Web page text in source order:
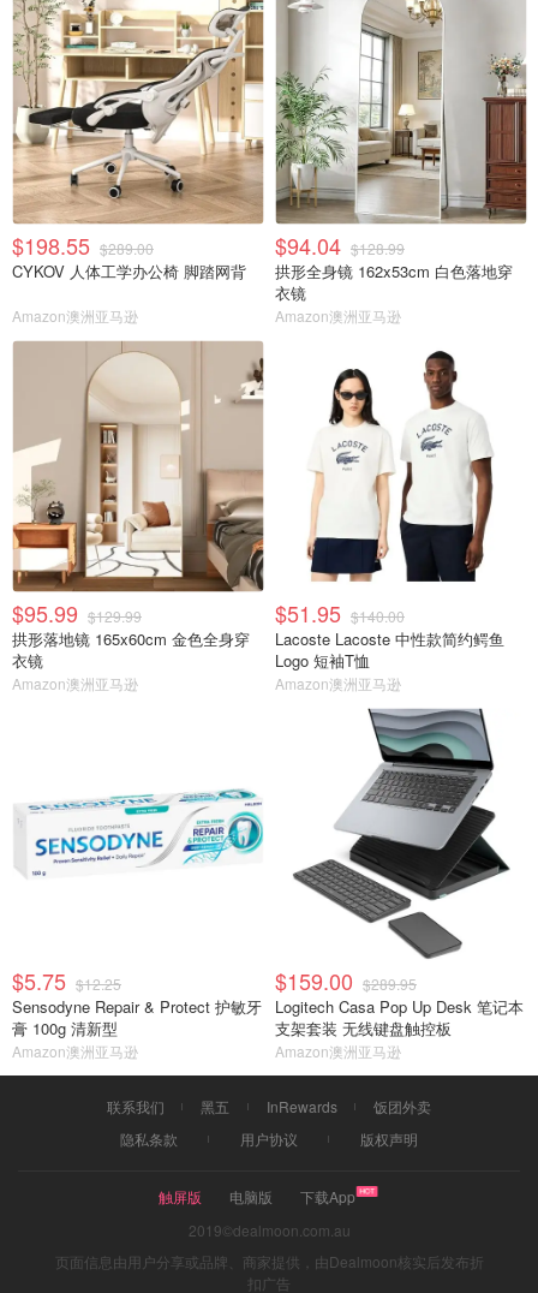
$198.55 $289.00
CYKOV 人体工学办公椅 脚踏网背
Amazon澳洲亚马逊
$94.04 $128.99
拱形全身镜 162x53cm 白色落地穿
衣镜
Amazon澳洲亚马逊
$95.99 $129.99
拱形落地镜 165x60cm 金色全身穿
衣镜
Amazon澳洲亚马逊
$51.95 $140.00
Lacoste Lacoste 中性款简约鳄鱼
Logo 短袖T恤
Amazon澳洲亚马逊
$5.75 $12.25
Sensodyne Repair & Protect 护敏牙
膏 100g 清新型
Amazon澳洲亚马逊
$159.00 $289.95
Logitech Casa Pop Up Desk 笔记本
支架套装 无线键盘触控板
Amazon澳洲亚马逊
联系我们 黑五 InRewards
饭团外卖
隐私条款
用户协议 版权声明
触屏版 电脑版
下载App
2019©dealmoon.com.au
页面信息由用户分享或品牌、商家提供，由Dealmoon核实后发布折
扣广告